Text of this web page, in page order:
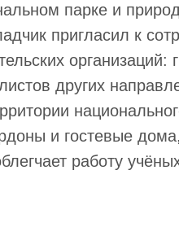
парке и
пригласил к
организаций:
других
и гостевые
работу